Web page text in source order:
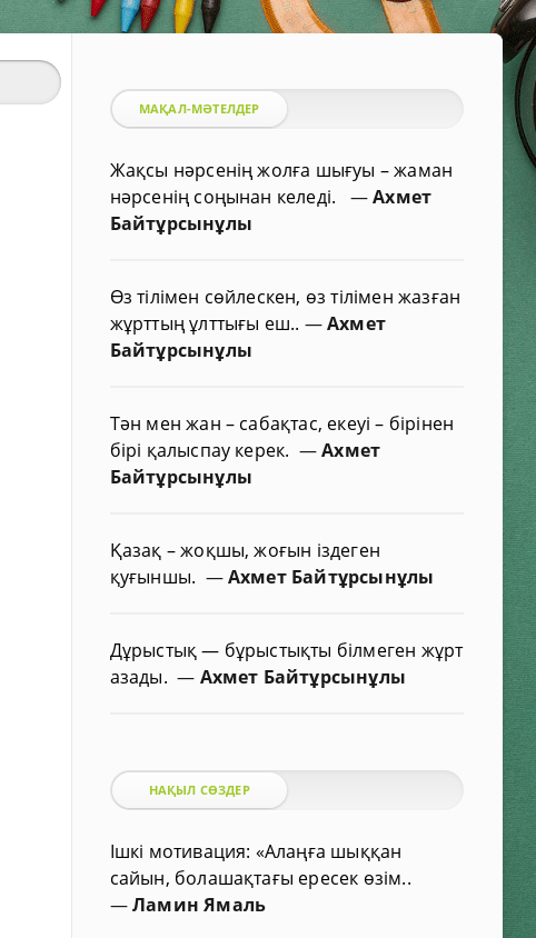
МАҚАЛ-МӘТЕЛДЕР
Жақсы нәрсенің жолға шығуы – жаман
нәрсенің соңынан келеді. —Ахмет
Байтұрсынұлы
Өз тілімен сөйлескен, өз тілімен жазған
жұрттың ұлттығы еш.. —Ахмет
Байтұрсынұлы
Тән мен жан – сабақтас, екеуі – бірінен
бірі қалыспау керек. —Ахмет
Байтұрсынұлы
Қазақ – жоқшы, жоғын іздеген
қуғыншы. —Ахмет Байтұрсынұлы
Дұрыстық — бұрыстықты білмеген жұрт
азады.— Ахмет Байтұрсынұлы
НАҚЫЛ СӨЗДЕР
Ішкі мотивация: «Алаңға шыққан
сайын, болашақтағы ересек өзім..
—Ламин Ямаль